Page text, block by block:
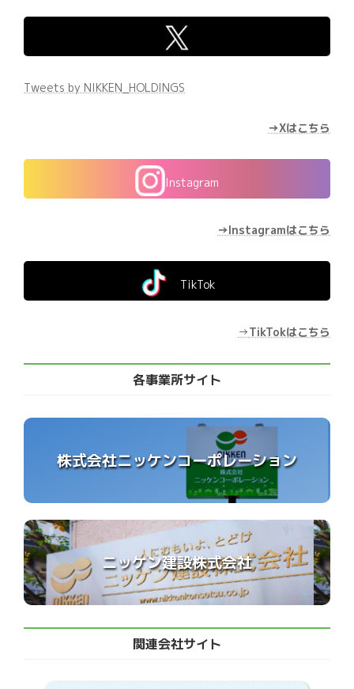
Tweets by NIKKEN_HOLDINGS
→Xはこちら
Instagram
→Instagramはこちら
TikTok
→TikTokはこちら
各事業所サイト
株式会社ニッケンコーポレーション
ニッケン建設株式会社
関連会社サイト